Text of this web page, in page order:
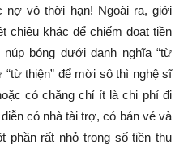
nợ vô thời hạn! Ngoài ra, giới
chiêu khác để chiếm đoạt tiền
bóng dưới danh nghĩa “từ
thiện” để mời sô thì nghệ sĩ
có chăng chỉ ít là chi phí đi
có nhà tài trợ, có bán vé và
phần rất nhỏ trong số tiền thu